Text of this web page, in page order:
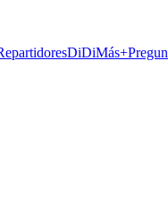
DiDiMás+